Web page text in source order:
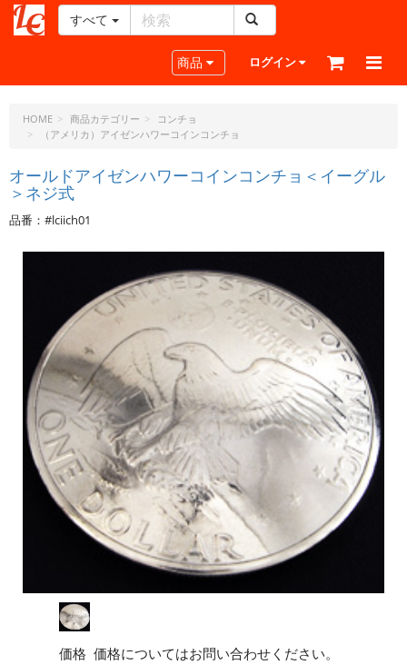
ー
ラ
フ
ド
ッ
ト・
ェ
すべて
Toggle navigation
商品 ログイン
HOME 商品カテゴリー
コンチョ
（アメリカ）アイゼンハワーコインコンチョ
オールドアイゼンハワーコインコンチョ＜イーグル
＞ネジ式
品番：#lciich01
価格 価格についてはお問い合わせください。